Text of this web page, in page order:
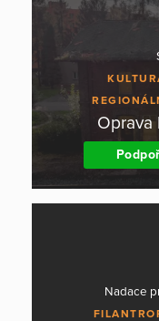
Oprava
Nadace